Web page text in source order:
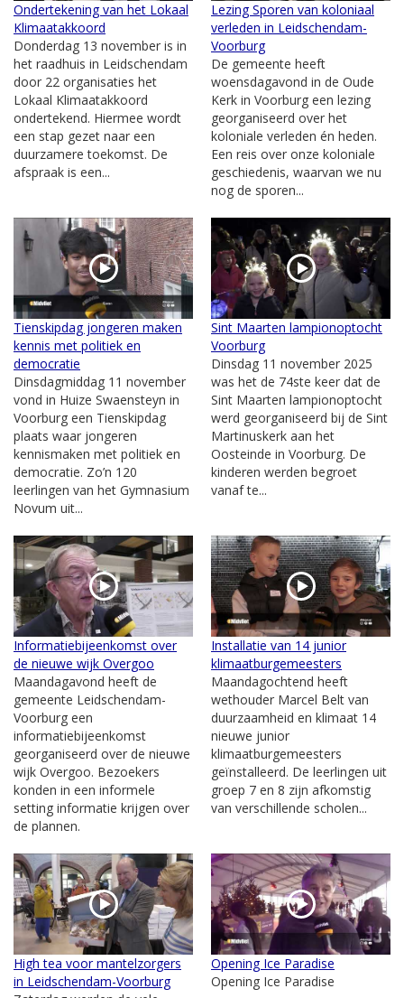
Ondertekening van het Lokaal
Klimaatakkoord
Donderdag 13 november is in
het raadhuis in Leidschendam
door 22 organisaties het
Lokaal Klimaatakkoord
ondertekend. Hiermee wordt
een stap gezet naar een
duurzamere toekomst. De
afspraak is een...
Lezing Sporen van koloniaal
verleden in Leidschendam-
Voorburg
De gemeente heeft
woensdagavond in de Oude
Kerk in Voorburg een lezing
georganiseerd over het
koloniale verleden én heden.
Een reis over onze koloniale
geschiedenis, waarvan we nu
nog de sporen...
Tienskipdag jongeren maken
kennis met politiek en
democratie
Dinsdagmiddag 11 november
vond in Huize Swaensteyn in
Voorburg een Tienskipdag
plaats waar jongeren
kennismaken met politiek en
democratie. Zo’n 120
leerlingen van het Gymnasium
Novum uit...
Sint Maarten lampionoptocht
Voorburg
Dinsdag 11 november 2025
was het de 74ste keer dat de
Sint Maarten lampionoptocht
werd georganiseerd bij de Sint
Martinuskerk aan het
Oosteinde in Voorburg. De
kinderen werden begroet
vanaf te...
Informatiebijeenkomst over
de nieuwe wijk Overgoo
Maandagavond heeft de
gemeente Leidschendam-
Voorburg een
informatiebijeenkomst
georganiseerd over de nieuwe
wijk Overgoo. Bezoekers
konden in een informele
setting informatie krijgen over
de plannen.
Installatie van 14 junior
klimaatburgemeesters
Maandagochtend heeft
wethouder Marcel Belt van
duurzaamheid en klimaat 14
nieuwe junior
klimaatburgemeesters
geïnstalleerd. De leerlingen uit
groep 7 en 8 zijn afkomstig
van verschillende scholen...
High tea voor mantelzorgers
in Leidschendam-Voorburg
Opening Ice Paradise
Opening Ice Paradise